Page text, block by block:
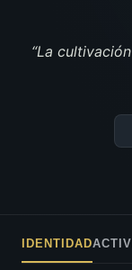
“La
IDENTIDAD